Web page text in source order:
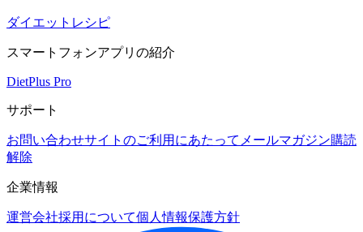
ダイエットレシピ
スマートフォンアプリの紹介
DietPlus Pro
サポート
お問い合わせサイトのご利用にあたって メールマガジン購読
解除
企業情報
運営会社採用について個人情報保護方針